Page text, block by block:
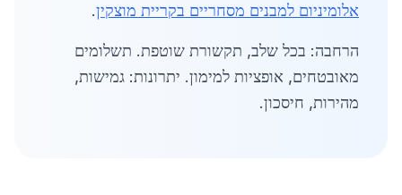
אלומיניום למבנים מסחריים בקריית מוצקין.
הרחבה: בכל שלב, תקשורת שוטפת. תשלומים
מאובטחים, אופציות למימון. יתרונות: גמישות,
מהירות, חיסכון.